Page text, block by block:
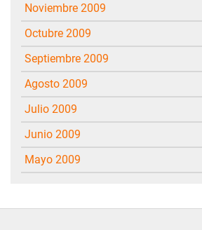
noviembre 2009
octubre 2009
septiembre 2009
agosto 2009
julio 2009
junio 2009
mayo 2009